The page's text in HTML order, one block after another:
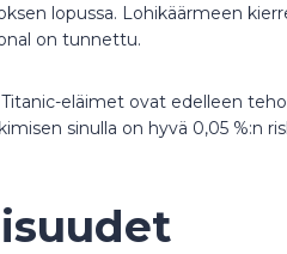
lopussa. Lohikäärmeen
on tunnettu.
eläimet ovat edelleen
sinulla on hyvä 0,05 %:n